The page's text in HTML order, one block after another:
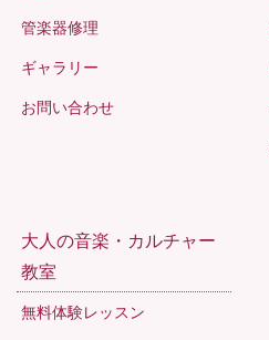
管楽器修理
ギャラリー
お問い合わせ
大人の音楽・カルチャー
教室
無料体験レッスン